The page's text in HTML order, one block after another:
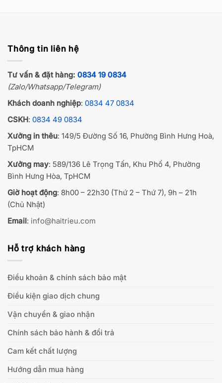
Thông tin liên hệ
Tư vấn & đặt hàng: 0834 19 0834
(Zalo/Whatsapp/Telegram)
Khách doanh nghiệp: 0834 47 0834
CSKH: 0834 49 0834
Xưởng in thêu: 149/5 Đường Số 16, Phường Bình Hưng Hoà,
TpHCM
Xưởng may: 589/136 Lê Trọng Tấn, Khu Phố 4, Phường
Bình Hưng Hòa, TpHCM
Giờ hoạt động: 8h00 – 22h30 (Thứ 2 – Thứ 7), 9h – 21h
(Chủ Nhật)
Email: info@haitrieu.com
Hỗ trợ khách hàng
Điều khoản & chính sách bảo mật
Điều kiện giao dịch chung
Vận chuyển & giao nhận
Chính sách bảo hành & đổi trả
Cam kết chất lượng
Hướng dẫn mua hàng